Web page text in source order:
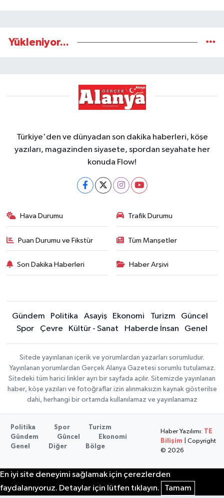
Yükleniyor...
Türkiye'den ve dünyadan son dakika haberleri, köşe
yazıları, magazinden siyasete, spordan seyahate her
konuda Flow!
Hava Durumu Trafik Durumu
Puan Durumu ve Fikstür Tüm Manşetler
Son Dakika Haberleri Haber Arşivi
Gündem Politika Asayiş Ekonomi Turizm
Güncel
Spor
Çevre Kültür - Sanat Haberde İnsan Genel
Sitede yayınlanan içerik ve yorumlardan yazarları sorumludur.
Yayınlanan yorumlardan Gerçek Alanya Gazetesi sorumlu tutulamaz.
Sitedeki tüm harici linkler ayrı bir sayfada açılır. Sitemizde yayınlanan
haber, köşe yazıları ve fotoğraflar izin alınmaksızın kaynak gösterilse
dahi, herhangi bir ortamda kullanılamaz ve yayınlanamaz
Politika Spor
Turizm
Gündem
Güncel
Ekonomi
Genel
Diğer Bölge
Haber Yazılımı:
TE
Bilişim | Copyright
© 2026
En iyi site deneyimi sağlamak için çerezlerden
faydalanıyoruz. Detaylar için lütfen tıklayın.
Tamam